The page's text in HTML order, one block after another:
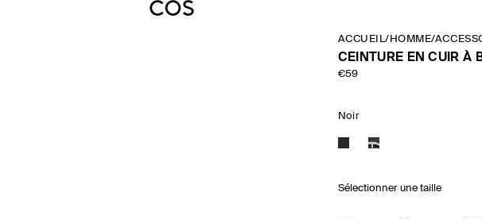
ACCUEIL/ HOMME/
CEINTURE EN CUIR À
€59
Noir
Sélectionner une taille